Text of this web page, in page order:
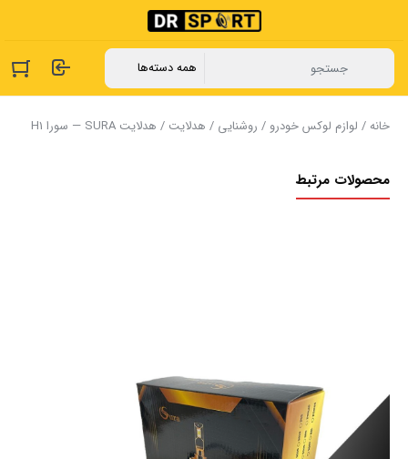
خانه/ لوازم لوکس خودرو / روشنایی / هدلایت / هدلایت SURA — سورا H1
محصولات مرتبط